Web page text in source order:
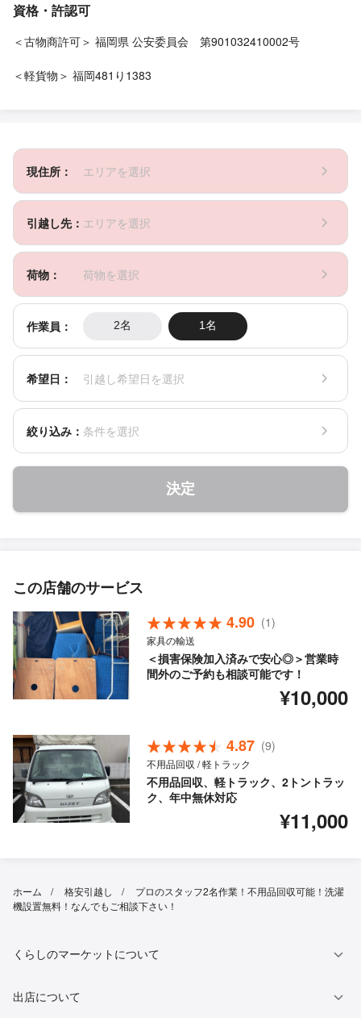
資格・許認可
＜古物商許可＞ 福岡県 公安委員会 第901032410002号
＜軽貨物＞ 福岡481り1383
現住所： エリアを選択
引越し先： エリアを選択
荷物： 荷物を選択
作業員： 2名 1名
希望日： 引越し希望日を選択
絞り込み： 条件を選択
決定
この店舗のサービス
4.90 (1)
家具の輸送
＜損害保険加入済みで安心◎＞営業時
間外のご予約も相談可能です！
¥10,000
4.87 (9)
不用品回収 / 軽トラック
不用品回収、軽トラック、2トントラッ
ク、年中無休対応
¥11,000
ホーム 格安引越し
プロのスタッフ2名作業！不用品回収可能！洗濯
機設置無料！なんでもご相談下さい！
くらしのマーケットについて
出店について